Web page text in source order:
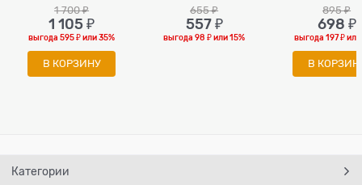
1 700 ₽
1 105 ₽
выгода595 ₽или35%
В КОРЗИНУ
655 ₽
557 ₽
выгода98 ₽или15%
895 ₽
698 ₽
выгода197 ₽
В
Категории